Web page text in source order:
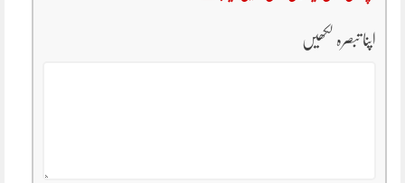
اپنا تبصرہ لکھیں